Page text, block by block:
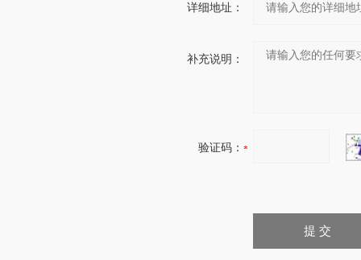
详细地址：
补充说明：
验证码：